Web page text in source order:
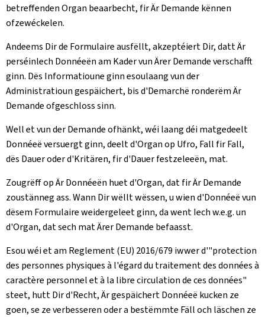
betreffenden Organ beaarbecht, fir Är Demande kënnen
ofzewéckelen.
Andeems Dir de Formulaire ausfëllt, akzeptéiert Dir, datt Är
perséinlech Donnéeën am Kader vun Ärer Demande verschafft
ginn. Dës Informatioune ginn esoulaang vun der
Administratioun gespäichert, bis d'Demarchë ronderëm Är
Demande ofgeschloss sinn.
Well et vun der Demande ofhänkt, wéi laang déi matgedeelt
Donnéeë versuergt ginn, deelt d'Organ op Ufro, Fall fir Fall,
dës Dauer oder d'Kritären, fir d'Dauer festzeleeën, mat.
Zougrëff op Är Donnéeën huet d'Organ, dat fir Är Demande
zoustänneg ass. Wann Dir wëllt wëssen, u wien d'Donnéeë vun
dësem Formulaire weidergeleet ginn, da went Iech w.e.g. un
d'Organ, dat sech mat Ärer Demande befaasst.
Esou wéi et am Reglement (EU) 2016/679 iwwer d'"protection
des personnes physiques à l'égard du traitement des données à
caractère personnel et à la libre circulation de ces données"
steet, hutt Dir d'Recht, Är gespäichert Donnéeë kucken ze
goen, se ze verbesseren oder a bestëmmte Fäll och läschen ze